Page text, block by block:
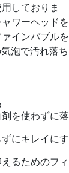
しておりま
ワーヘッドを
インバブルを
泡で汚れ落ち
を使わずに落
にキレイにす
るためのフィ